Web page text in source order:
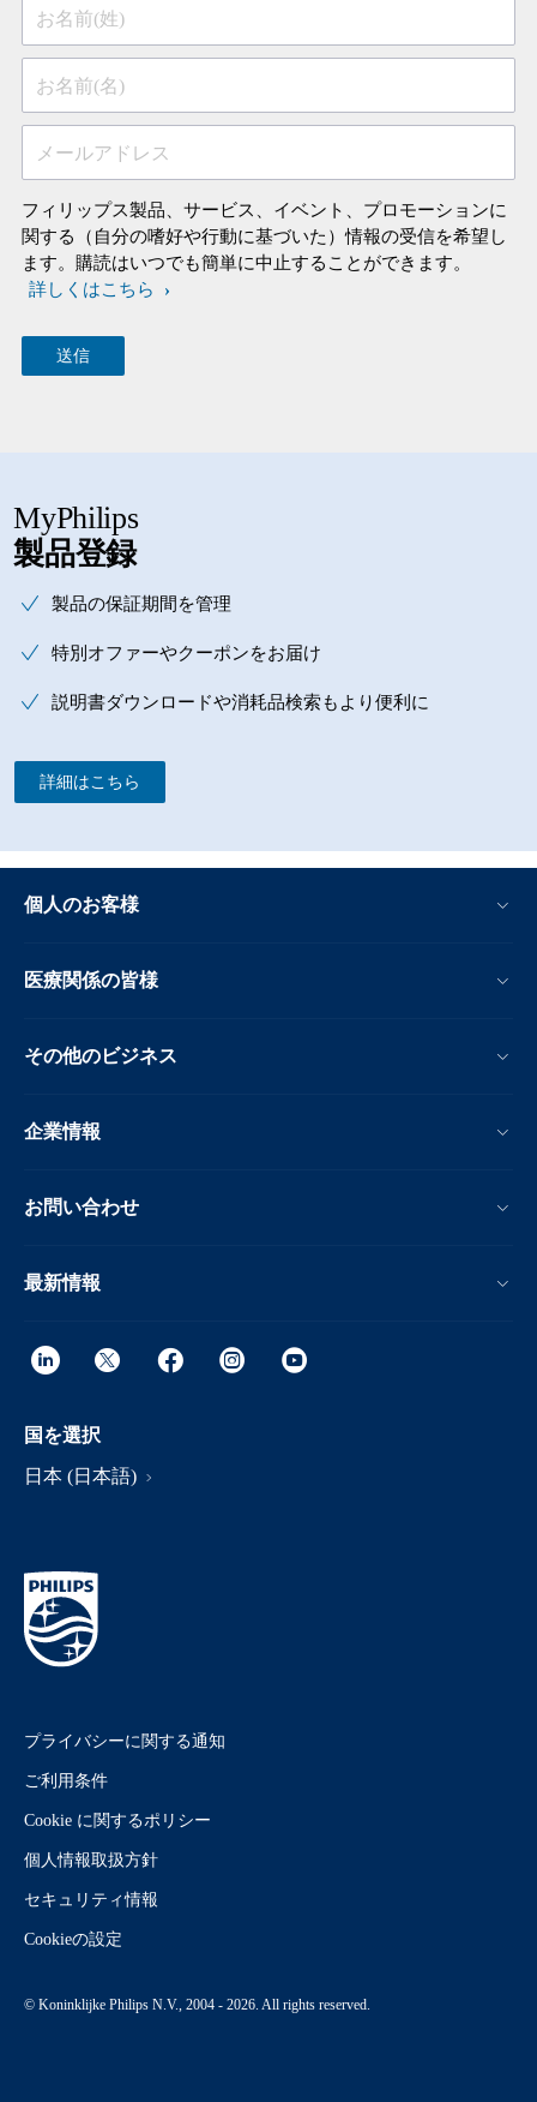
お名前(姓)
お名前(名)
メールアドレス
フィリップス製品、サービス、イベント、プロモーションに
関する（自分の嗜好や行動に基づいた）情報の受信を希望し
ます。購読はいつでも簡単に中止することができます。
詳しくはこちら
MyPhilips
製品登録
製品の保証期間を管理
特別オファーやクーポンをお届け
説明書ダウンロードや消耗品検索もより便利に
詳細はこちら
個人のお客様
医療関係の皆様
その他のビジネス
企業情報
お問い合わせ
最新情報
国を選択
日本 (日本語)
プライバシーに関する通知
ご利用条件
Cookie に関するポリシー
個人情報取扱方針
セキュリティ情報
Cookieの設定
© Koninklijke Philips N.V., 2004 - 2026. All rights reserved.